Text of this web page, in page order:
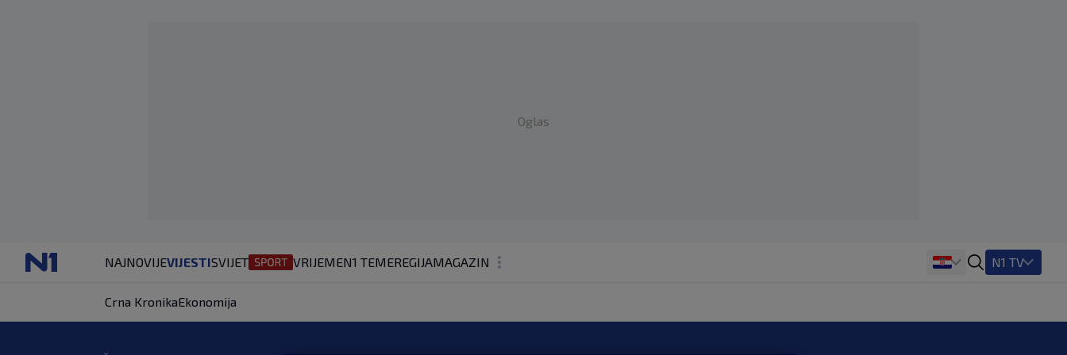
Oglas
NAJNOVIJEVIJESTISVIJET VRIJEMEN1 TEMEREGIJAMAGAZIN
KOLUMNE
N1 TV
Crna KronikaEkonomija